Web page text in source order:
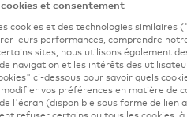
et consentement
cookies et des technologies similaires
leurs performances, comprendre
sites, nous utilisons également
navigation et les intérêts des
ci-dessous pour savoir quels
modifier vos préférences en matière de
l'écran (disponible sous forme de lien